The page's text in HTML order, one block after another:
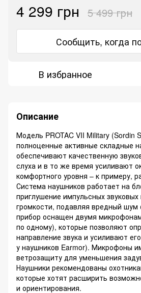
4 299 грн 5 499 грн
Сообщить, когда
В избранное
Описание
Модель PROTAC VII Military (Sordin
полноценные активные складные
обеспечивают качественную
слуха и в то же время усиливают
комфортного уровня – к примеру,
Система наушников работает на
приглушение импульсных
громкости, подавляя вредный
прибор оснащен двумя
по одному), которые позволяют
направление звука и усиливают
у наушников Earmor). Микрофоны
ветрозащиту для уменьшения
Наушники рекомендованы
которые хотят расширить
и ориентирования.